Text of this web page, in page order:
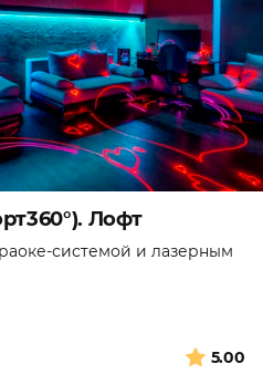
Лофт
системой и лазерным
5.00